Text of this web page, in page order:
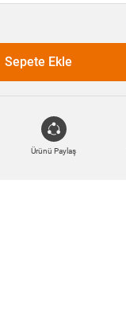
Sepete Ekle
Ürünü Paylaş